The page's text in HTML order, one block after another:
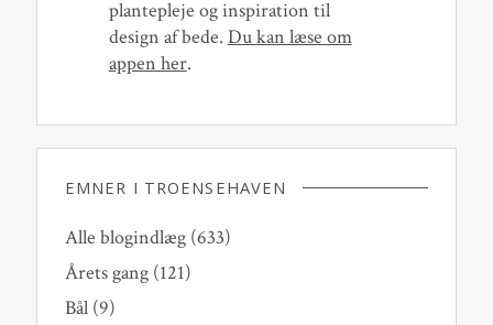
plantepleje og inspiration til
design af bede. Du kan læse om
appen her.
EMNER I TROENSEHAVEN
Alle blogindlæg(633)
Årets gang(121)
Bål(9)